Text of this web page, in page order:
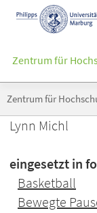
Navigation
Zentrum für
Navigation
Zentrum für
Lynn Michl
eingesetzt in
Basketball
Bewegte